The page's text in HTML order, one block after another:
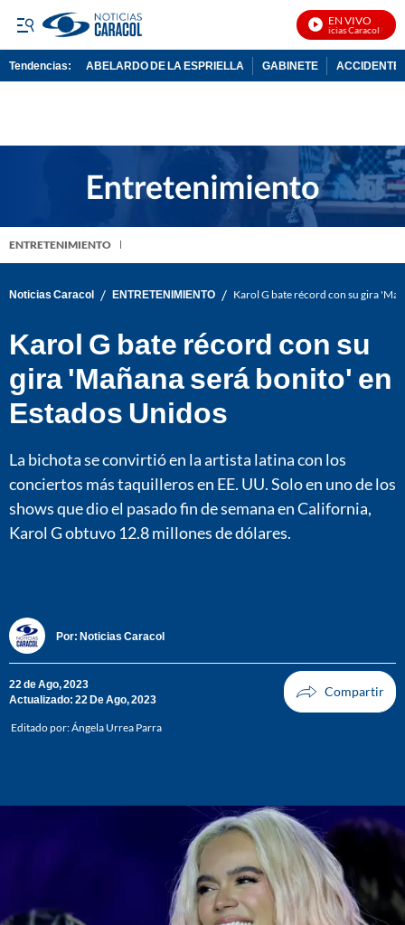
EN VIVO
Noticias Caracol En
Tendencias: ABELARDO DE LA ESPRIELLA GABINETE ACCIDENTE
ENTRETENIMIENTO
Noticias Caracol / ENTRETENIMIENTO / Karol G bate récord con su gira
Karol G bate récord con su
gira 'Mañana será bonito' en
Estados Unidos
La bichota se convirtió en la artista latina con los
conciertos más taquilleros en EE. UU. Solo en uno de los
shows que dio el pasado fin de semana en California,
Karol G obtuvo 12.8 millones de dólares.
Por: Noticias Caracol
22 de Ago, 2023
Actualizado: 22 De Ago, 2023
Editado por:Ángela Urrea Parra